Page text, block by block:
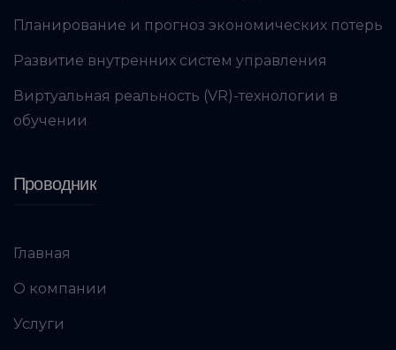
Планирование и прогноз экономических потерь
Развитие внутренних систем управления
Виртуальная реальность (VR)-технологии в
обучении
Проводник
Главная
О компании
Услуги